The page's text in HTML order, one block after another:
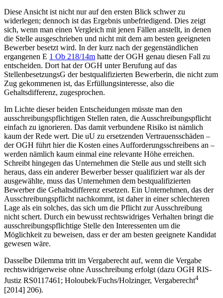
Diese Ansicht ist nicht nur auf den ersten Blick schwer zu
widerlegen; dennoch ist das Ergebnis unbefriedigend. Dies zeigt
sich, wenn man einen Vergleich mit jenen Fällen anstellt, in denen
die Stelle ausgeschrieben und nicht mit dem am besten geeigneten
Bewerber besetzt wird. In der kurz nach der gegenständlichen
ergangenen E 1 Ob 218/14m hatte der OGH genau diesen Fall zu
entscheiden. Dort hat der OGH unter Berufung auf das
StellenbesetzungsG der bestqualifizierten Bewerberin, die nicht zum
Zug gekommenen ist, das Erfüllungsinteresse, also die
Gehaltsdifferenz, zugesprochen.
Im Lichte dieser beiden Entscheidungen müsste man den
ausschreibungspflichtigen Stellen raten, die Ausschreibungspflicht
einfach zu ignorieren. Das damit verbundene Risiko ist nämlich
kaum der Rede wert. Die uU zu ersetzenden Vertrauensschäden –
der OGH führt hier die Kosten eines Aufforderungsschreibens an –
werden nämlich kaum einmal eine relevante Höhe erreichen.
Schreibt hingegen das Unternehmen die Stelle aus und stellt sich
heraus, dass ein anderer Bewerber besser qualifiziert war als der
ausgewählte, muss das Unternehmen dem bestqualifizierten
Bewerber die Gehaltsdifferenz ersetzen. Ein Unternehmen, das der
Ausschreibungspflicht nachkommt, ist daher in einer schlechteren
Lage als ein solches, das sich um die Pflicht zur Ausschreibung
nicht schert. Durch ein bewusst rechtswidriges Verhalten bringt die
ausschreibungspflichtige Stelle den Interessenten um die
Möglichkeit zu beweisen, dass er der am besten geeignete Kandidat
gewesen wäre.
Dasselbe Dilemma tritt im Vergaberecht auf, wenn die Vergabe
rechtswidrigerweise ohne Ausschreibung erfolgt (dazu OGH RIS-
Justiz RS0117461; Holoubek/Fuchs/Holzinger, Vergaberecht4
[2014] 206).